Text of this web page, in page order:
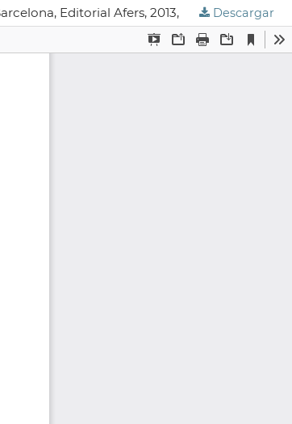
Editorial Afers, 2013, 136 Páginas
Descargar